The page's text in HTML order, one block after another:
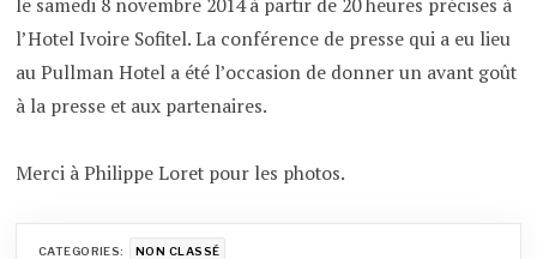
le samedi 8 novembre 2014 à partir de 20 heures précises à
l’Hotel Ivoire Sofitel. La conférence de presse qui a eu lieu
au Pullman Hotel a été l’occasion de donner un avant goût
à la presse et aux partenaires.
Merci à Philippe Loret pour les photos.
CATEGORIES: NON CLASSÉ